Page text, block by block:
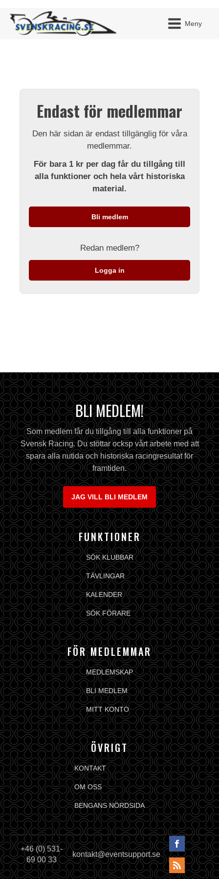
Meny
Endast för medlemmar
Den här sidan är endast tillgänglig för våra
medlemmar.
För bara 1 kr per dag får du tillgång till
alla funktioner och hela vårt historiska
material.
Bli medlem
Redan medlem?
Logga in
BLI MEDLEM!
Som medlem får du tillgång till alla funktioner på
Svensk Racing. Du stöttar ocksp vårt arbete med att
spara alla nutida och historiska racingresultat för
framtiden.
JAG VILL BLI MEDLEM
FUNKTIONER
SÖK KLUBBAR
TÄVLINGAR
KALENDER
SÖK FÖRARE
FÖR MEDLEMMAR
MEDLEMSKAP
BLI MEDLEM
MITT KONTO
ÖVRIGT
KONTAKT
OM OSS
BENGANS NÖRDSIDA
+46 (0) 531-
69 00 33
kontakt@eventsupport.se